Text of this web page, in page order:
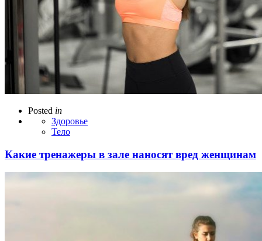
Posted in
Здоровье
Тело
Какие тренажеры в зале наносят вред женщинам